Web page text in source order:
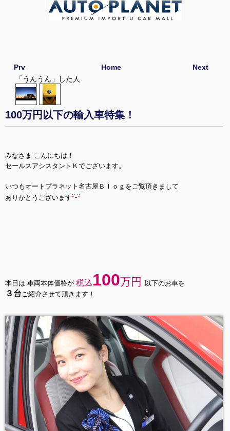
Prv Next
Home
「うんうん」した人
100万円以下の輸入車特集！
みなさま こんにちは！
セールスアシスタントＫでございます。
いつもオートプラネット名古屋Ｂｌｏｇをご覧頂きまして
ありがとうございます
本日は 車両本体価格が 税込100万円 以下のお車を
３台ご紹介させて頂きます！